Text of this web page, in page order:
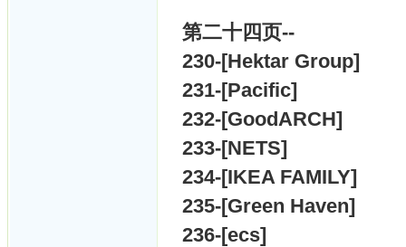
第二十四页--
230-[Hektar Group]
231-[Pacific]
232-[GoodARCH]
233-[NETS]
234-[IKEA FAMILY]
235-[Green Haven]
236-[ecs]